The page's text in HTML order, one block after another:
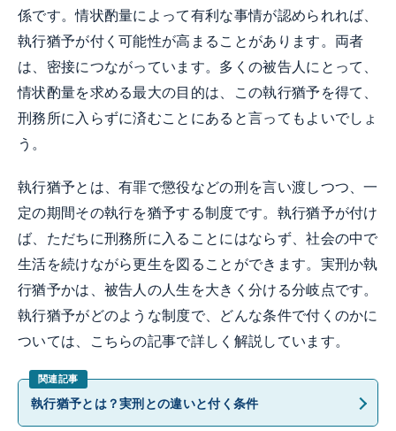
係です。情状酌量によって有利な事情が認められれば、
執行猶予が付く可能性が高まることがあります。両者
は、密接につながっています。多くの被告人にとって、
情状酌量を求める最大の目的は、この執行猶予を得て、
刑務所に入らずに済むことにあると言ってもよいでしょ
う。
執行猶予とは、有罪で懲役などの刑を言い渡しつつ、一
定の期間その執行を猶予する制度です。執行猶予が付け
ば、ただちに刑務所に入ることにはならず、社会の中で
生活を続けながら更生を図ることができます。実刑か執
行猶予かは、被告人の人生を大きく分ける分岐点です。
執行猶予がどのような制度で、どんな条件で付くのかに
ついては、こちらの記事で詳しく解説しています。
執行猶予とは？実刑との違いと付く条件